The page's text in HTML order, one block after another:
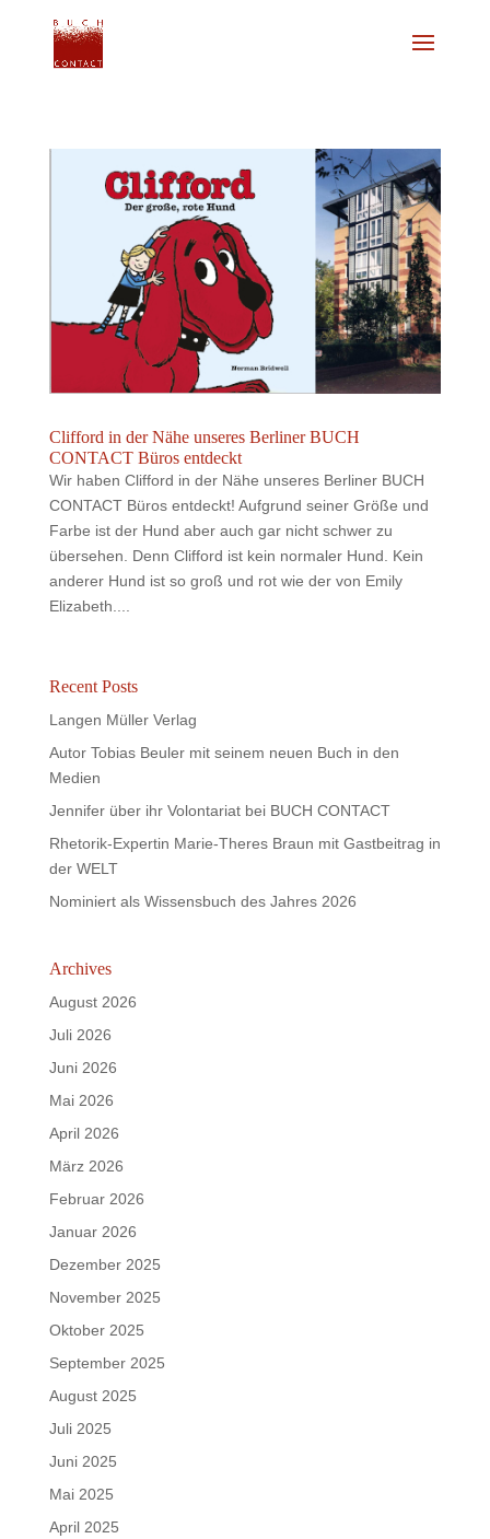
Clifford in der Nähe unseres Berliner BUCH
CONTACT Büros entdeckt
Wir haben Clifford in der Nähe unseres Berliner BUCH
CONTACT Büros entdeckt! Aufgrund seiner Größe und
Farbe ist der Hund aber auch gar nicht schwer zu
übersehen. Denn Clifford ist kein normaler Hund. Kein
anderer Hund ist so groß und rot wie der von Emily
Elizabeth....
Recent Posts
Langen Müller Verlag
Autor Tobias Beuler mit seinem neuen Buch in den
Medien
Jennifer über ihr Volontariat bei BUCH CONTACT
Rhetorik-Expertin Marie-Theres Braun mit Gastbeitrag in
der WELT
Nominiert als Wissensbuch des Jahres 2026
Archives
August 2026
Juli 2026
Juni 2026
Mai 2026
April 2026
März 2026
Februar 2026
Januar 2026
Dezember 2025
November 2025
Oktober 2025
September 2025
August 2025
Juli 2025
Juni 2025
Mai 2025
April 2025